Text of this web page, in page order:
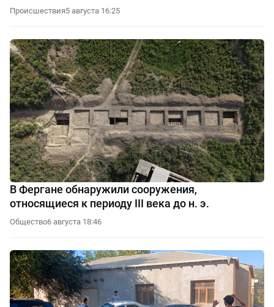
Происшествия5 августа 16:25
В Фергане обнаружили сооружения,
относящиеся к периоду III века до н. э.
Общество6 августа 18:46